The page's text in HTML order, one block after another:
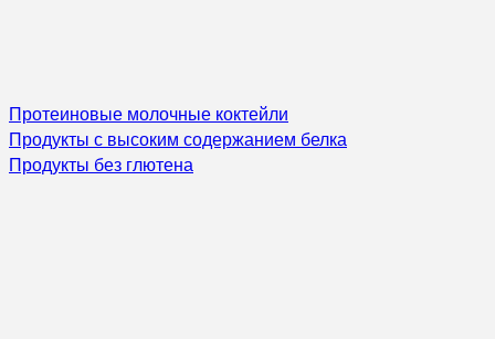
Протеиновые молочные коктейли
Продукты с высоким содержанием белка
Продукты без глютена